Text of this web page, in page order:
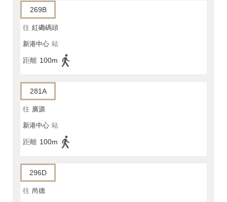
269B
往 紅磡碼頭
新港中心 站
距離 100m
281A
往 廣源
新港中心 站
距離 100m
296D
往 尚德